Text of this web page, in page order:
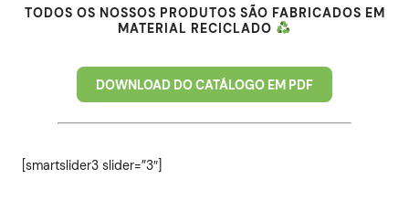
TODOS OS NOSSOS PRODUTOS SÃO FABRICADOS EM
MATERIAL RECICLADO
DOWNLOAD DO CATÁLOGO EM PDF
[smartslider3 slider=”3″]